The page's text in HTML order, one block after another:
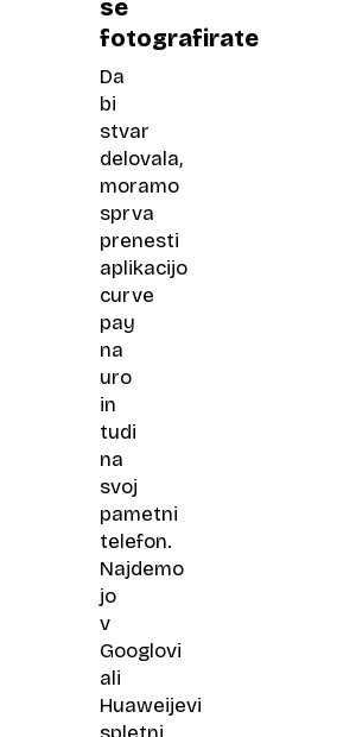
se
fotografirate
Da
bi
stvar
delovala,
moramo
sprva
prenesti
aplikacijo
curve
pay
na
uro
in
tudi
na
svoj
pametni
telefon.
Najdemo
jo
v
Googlovi
ali
Huaweijevi